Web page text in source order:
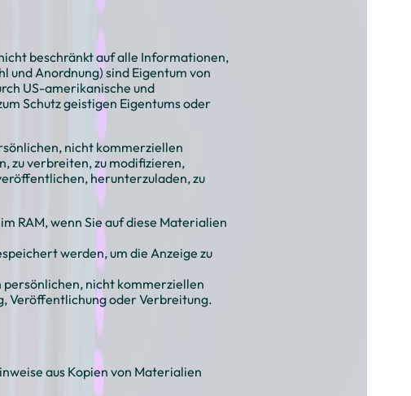
beschränkt auf alle Informationen,
und Anordnung) sind Eigentum von
US-amerikanische und
Schutz geistigen Eigentums oder
nicht kommerziellen
zu verbreiten, zu modifizieren,
herunterzuladen, zu
RAM, wenn Sie auf diese Materialien
werden, um die Anzeige zu
persönlichen, nicht kommerziellen
Veröffentlichung oder Verbreitung.
aus Kopien von Materialien